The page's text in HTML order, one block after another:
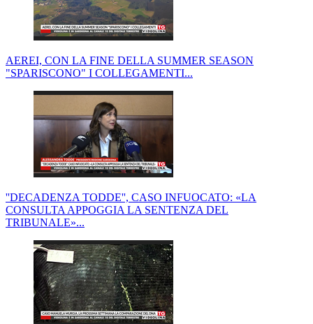
AEREI, CON LA FINE DELLA SUMMER SEASON
"SPARISCONO" I COLLEGAMENTI...
''DECADENZA TODDE'', CASO INFUOCATO: «LA
CONSULTA APPOGGIA LA SENTENZA DEL
TRIBUNALE»...